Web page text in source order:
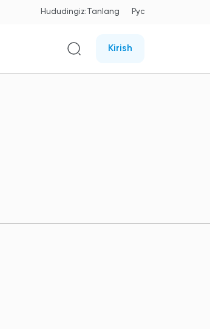
Hududingiz:Tanlang Рус
Kirish